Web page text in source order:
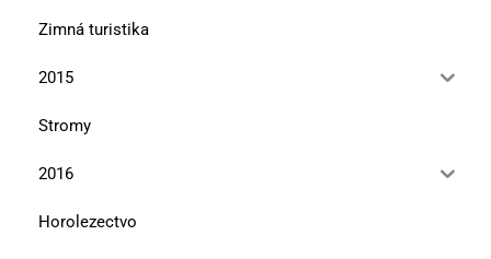
Zimná turistika
2015
Stromy
2016
Horolezectvo